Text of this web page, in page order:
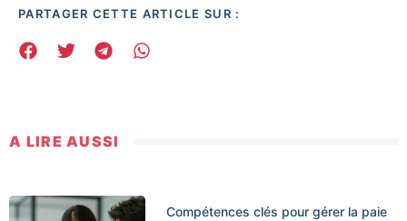
PARTAGER CETTE ARTICLE SUR :
A LIRE AUSSI
Compétences clés pour gérer la paie